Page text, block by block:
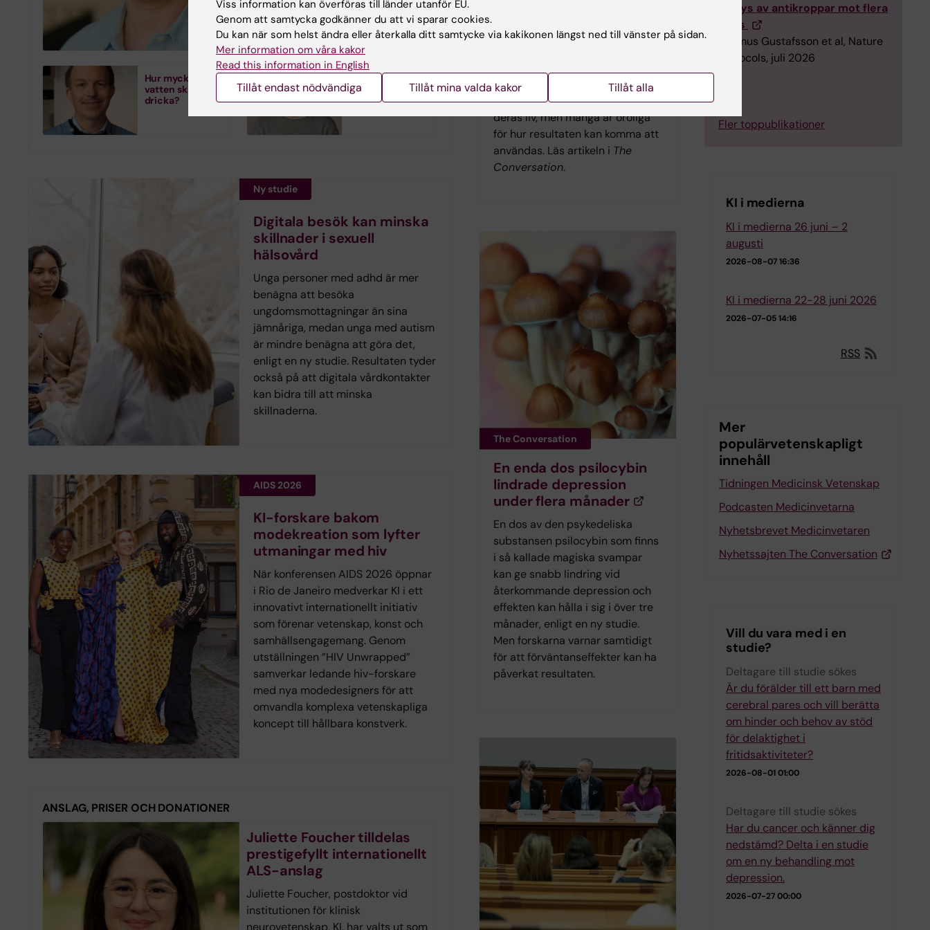
och tidsuppfattning samt
utvärdering av tidshjälpmedel.
Hur mycket
vatten ska man
dricka?
Är din svartsjuka
ett problem?
Ny studie
Digitala besök kan minska
skillnader i sexuell
hälsovård
Unga personer med adhd är mer
benägna att besöka
ungdomsmottagningar än sina
jämnåriga, medan unga med autism
är mindre benägna att göra det,
enligt en ny studie. Resultaten tyder
också på att digitala vårdkontakter
kan bidra till att minska
skillnaderna.
AIDS 2026
KI-forskare bakom
modekreation som lyfter
utmaningar med hiv
När konferensen AIDS 2026 öppnar
i Rio de Janeiro medverkar KI i ett
innovativt internationellt initiativ
som förenar vetenskap, konst och
samhällsengagemang. Genom
utställningen ”HIV Unwrapped”
samverkar ledande hiv-forskare
med nya modedesigners för att
omvandla komplexa vetenskapliga
koncept till hållbara konstverk.
ANSLAG, PRISER OCH DONATIONER
Juliette Foucher tilldelas
prestigefyllt internationellt
ALS-anslag
Juliette Foucher, postdoktor vid
institutionen för klinisk
neurovetenskap, KI, har valts ut som
Forskning från Karolinska
till genetisk forskning om autism
så länge syftet är att förbättra
deras liv, men många är oroliga
för hur resultaten kan komma att
användas. Läs artikeln i The
Conversation.
The Conversation
En enda dos psilocybin
lindrade depression
under flera månader
En dos av den psykedeliska
substansen psilocybin som finns
i så kallade magiska svampar
kan ge snabb lindring vid
återkommande depression och
effekten kan hålla i sig i över tre
månader, enligt en ny studie.
Men forskarna varnar samtidigt
för att förväntanseffekter kan ha
påverkat resultaten.
analys av antikroppar mot flera
virus
Rasmus Gustafsson et al, Nature
Protocols, juli 2026
Fler toppublikationer
KI i medierna
KI i medierna 26 juni – 2
augusti
2026-08-07 16:36
KI i medierna 22-28 juni 2026
2026-07-05 14:16
RSS
Mer
populärvetenskapligt
innehåll
Tidningen Medicinsk Vetenskap
Podcasten Medicinvetarna
Nyhetsbrevet Medicinvetaren
Nyhetssajten The Conversation
Vill du vara med i en
studie?
Deltagare till studie sökes
Är du förälder till ett barn med
cerebral pares och vill berätta
om hinder och behov av stöd
för delaktighet i
fritidsaktiviteter?
2026-08-01 01:00
Deltagare till studie sökes
Har du cancer och känner dig
nedstämd? Delta i en studie
om en ny behandling mot
depression.
2026-07-27 00:00
Viss information kan överföras till länder utanför EU.
Genom att samtycka godkänner du att vi sparar cookies.
Du kan när som helst ändra eller återkalla ditt samtycke via kakikonen längst ned till vänster på sidan.
Mer information om våra kakor
Read this information in English
Tillåt endast nödvändiga Tillåt mina valda kakor Tillåt alla